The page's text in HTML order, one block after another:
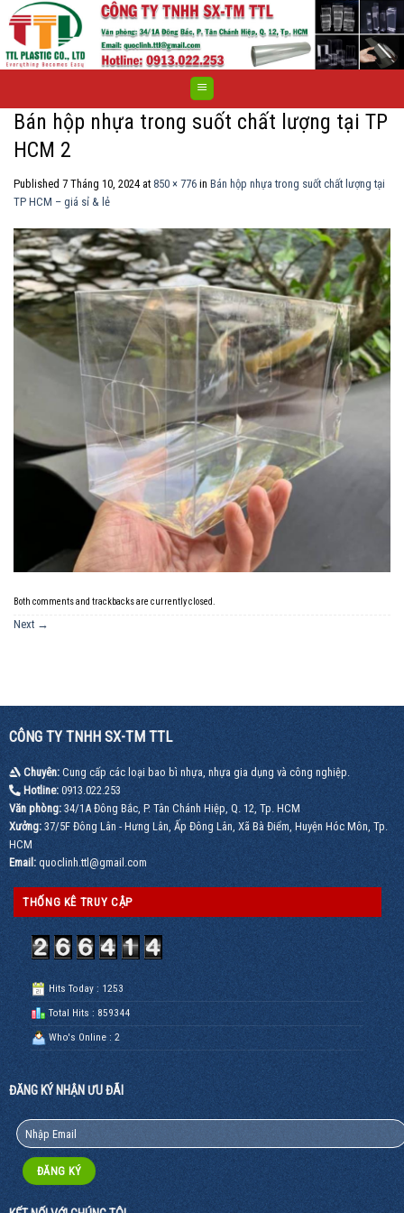
Skip
content
Bán hộp nhựa trong suốt chất lượng tại TP
HCM 2
Published 7 Tháng 10, 2024 at 850 × 776 in Bán hộp nhựa trong suốt chất lượng tại
TP HCM – giá sỉ & lẻ
Both comments and trackbacks are currently closed.
Next →
CÔNG TY TNHH SX-TM TTL
Chuyên: Cung cấp các loại bao bì nhựa, nhựa gia dụng và công nghiệp.
Hotline: 0913.022.253
Văn phòng: 34/1A Đông Bắc, P. Tân Chánh Hiệp, Q. 12, Tp. HCM
Xưởng: 37/5F Đông Lân - Hưng Lân, Ấp Đông Lân, Xã Bà Điểm, Huyện Hóc Môn, Tp.
HCM
Email:quoclinh.ttl@gmail.com
THỐNG KÊ TRUY CẬP
Hits Today : 1253
Total Hits : 859344
Who's Online : 2
ĐĂNG KÝ NHẬN ƯU ĐÃI